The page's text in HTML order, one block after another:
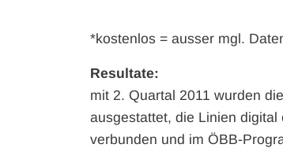
*kostenlos = ausser mgl.
Resultate:
mit 2. Quartal 2011 wurden
ausgestattet, die Linien digital
verbunden und im ÖBB-